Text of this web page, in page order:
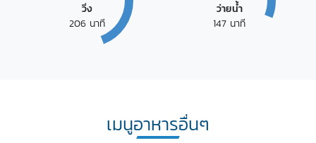
วิ่ง
206นาที
ว่ายน้ำ
147 นาที
เมนูอาหารอื่นๆ